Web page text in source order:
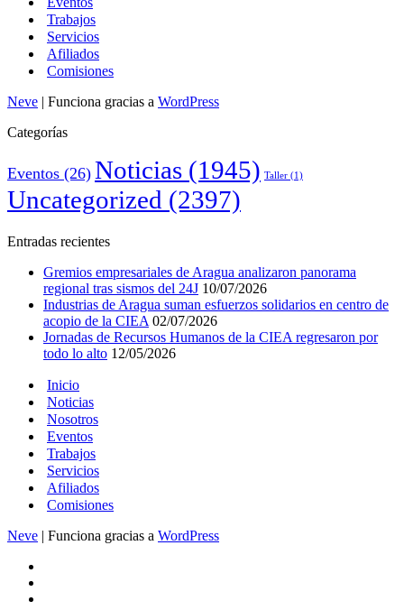
Trabajos
Servicios
Afiliados
Comisiones
Neve | Funciona gracias a WordPress
Categorías
Eventos (26) Noticias (1945) Taller (1)
Uncategorized (2397)
Entradas recientes
Gremios empresariales de Aragua analizaron panorama
regional tras sismos del 24J 10/07/2026
Industrias de Aragua suman esfuerzos solidarios en centro de
acopio de la CIEA 02/07/2026
Jornadas de Recursos Humanos de la CIEA regresaron por
todo lo alto 12/05/2026
Inicio
Noticias
Nosotros
Eventos
Trabajos
Servicios
Afiliados
Comisiones
Neve | Funciona gracias a WordPress